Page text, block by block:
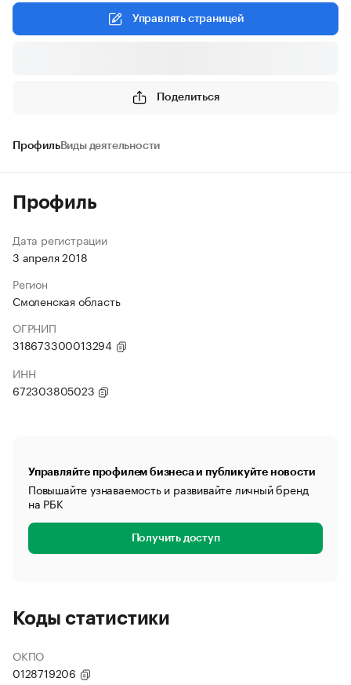
Управлять страницей
Поделиться
ПрофильВиды деятельности
Профиль
Дата регистрации
3 апреля 2018
Регион
Смоленская область
ОГРНИП
318673300013294
ИНН
672303805023
Управляйте профилем бизнеса и публикуйте новости
Повышайте узнаваемость и развивайте личный бренд
на РБК
Получить доступ
Коды статистики
ОКПО
0128719206